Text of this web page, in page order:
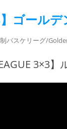
】ゴール
バスケリーグ/
3×3】